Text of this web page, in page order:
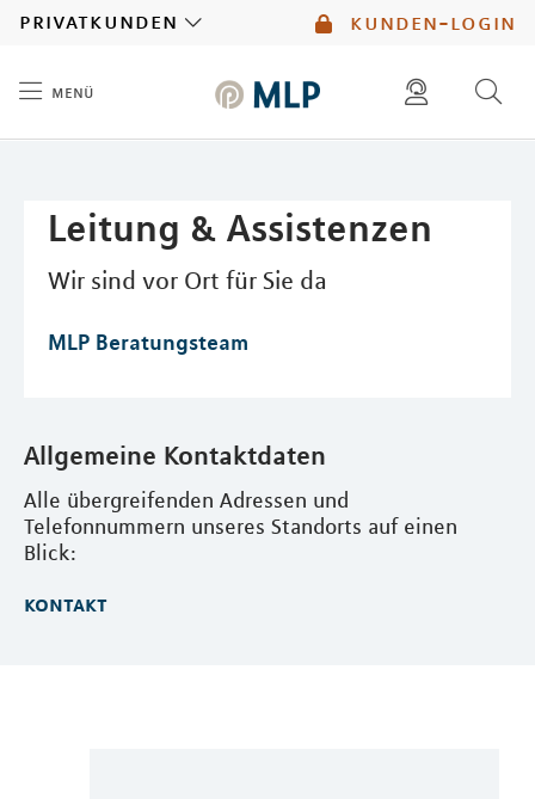
kunden-login
privatkunden
menü
Leitung & Assistenzen
Wir sind vor Ort für Sie da
MLP Beratungsteam
Allgemeine Kontaktdaten
Alle übergreifenden Adressen und
Telefonnummern unseres Standorts auf einen
Blick:
kontakt